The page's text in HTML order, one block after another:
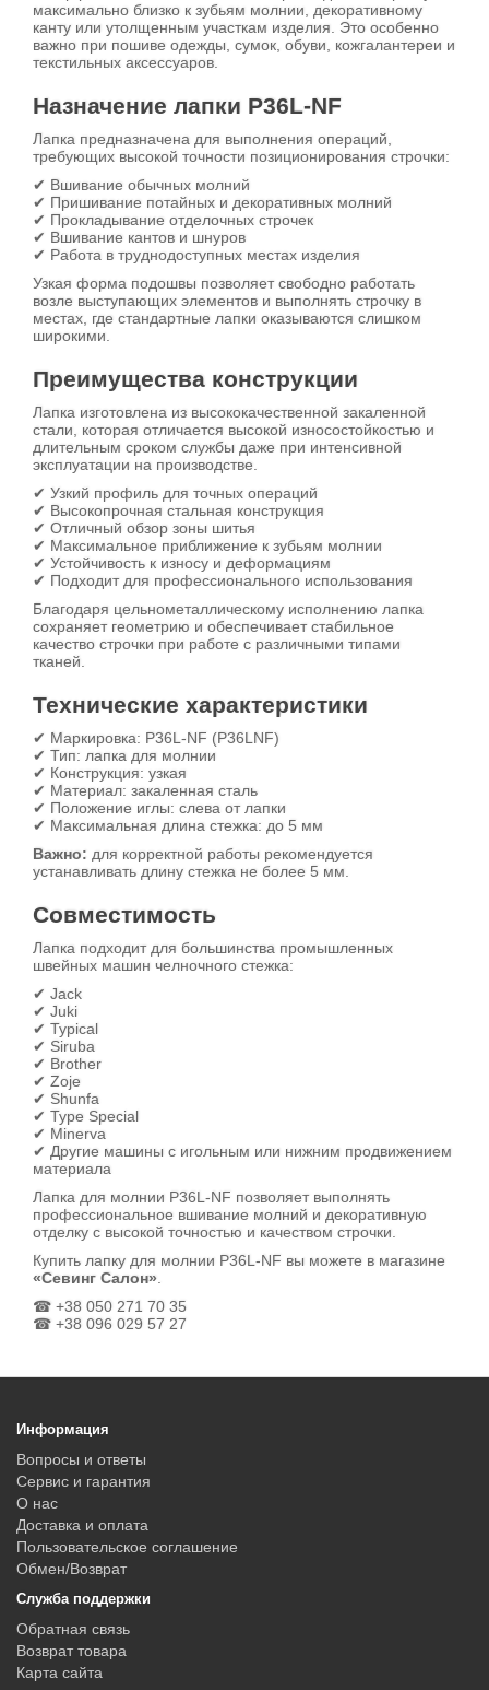
максимально близко к зубьям молнии, декоративному
канту или утолщенным участкам изделия. Это особенно
важно при пошиве одежды, сумок, обуви, кожгалантереи и
текстильных аксессуаров.
Назначение лапки P36L-NF
Лапка предназначена для выполнения операций,
требующих высокой точности позиционирования строчки:
✔ Вшивание обычных молний
✔ Пришивание потайных и декоративных молний
✔ Прокладывание отделочных строчек
✔ Вшивание кантов и шнуров
✔ Работа в труднодоступных местах изделия
Узкая форма подошвы позволяет свободно работать
возле выступающих элементов и выполнять строчку в
местах, где стандартные лапки оказываются слишком
широкими.
Преимущества конструкции
Лапка изготовлена из высококачественной закаленной
стали, которая отличается высокой износостойкостью и
длительным сроком службы даже при интенсивной
эксплуатации на производстве.
✔ Узкий профиль для точных операций
✔ Высокопрочная стальная конструкция
✔ Отличный обзор зоны шитья
✔ Максимальное приближение к зубьям молнии
✔ Устойчивость к износу и деформациям
✔ Подходит для профессионального использования
Благодаря цельнометаллическому исполнению лапка
сохраняет геометрию и обеспечивает стабильное
качество строчки при работе с различными типами
тканей.
Технические характеристики
✔ Маркировка: P36L-NF (P36LNF)
✔ Тип: лапка для молнии
✔ Конструкция: узкая
✔ Материал: закаленная сталь
✔ Положение иглы: слева от лапки
✔ Максимальная длина стежка: до 5 мм
Важно: для корректной работы рекомендуется
устанавливать длину стежка не более 5 мм.
Совместимость
Лапка подходит для большинства промышленных
швейных машин челночного стежка:
✔ Jack
✔ Juki
✔ Typical
✔ Siruba
✔ Brother
✔ Zoje
✔ Shunfa
✔ Type Special
✔ Minerva
✔ Другие машины с игольным или нижним продвижением
материала
Лапка для молнии P36L-NF позволяет выполнять
профессиональное вшивание молний и декоративную
отделку с высокой точностью и качеством строчки.
Купить лапку для молнии P36L-NF вы можете в магазине
«Севинг Салон»
☎ +38 050 271 70 35
☎ +38 096 029 57 27
Информация
Вопросы и ответы
Сервис и гарантия
О нас
Доставка и оплата
Пользовательское соглашение
Обмен/Возврат
Служба поддержки
Обратная связь
Возврат товара
Карта сайта